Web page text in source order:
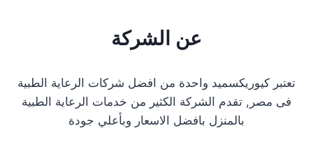
عن الشركة
تعتبر كيوريكسميد واحدة من افضل شركات الرعاية الطبية
فى مصر, تقدم الشركة الكثير من خدمات الرعاية الطبية
بالمنزل بافضل الاسعار وبأعلي جودة